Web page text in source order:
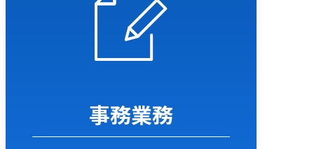
事務業務